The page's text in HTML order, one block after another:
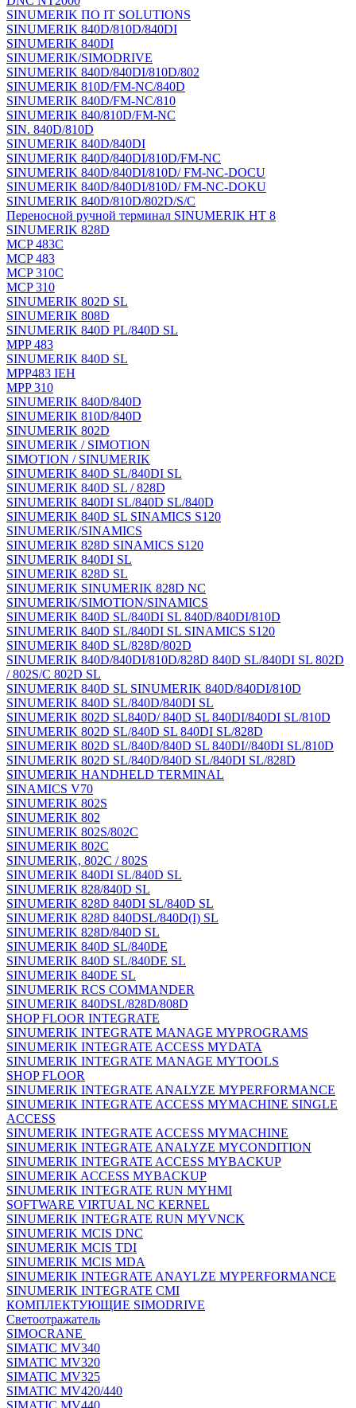
SINUMERIK ПО IT SOLUTIONS
SINUMERIK 840D/810D/840DI
SINUMERIK 840DI
SINUMERIK/SIMODRIVE
SINUMERIK 840D/840DI/810D/802
SINUMERIK 810D/FM-NC/840D
SINUMERIK 840D/FM-NC/810
SINUMERIK 840/810D/FM-NC
SIN. 840D/810D
SINUMERIK 840D/840DI
SINUMERIK 840D/840DI/810D/FM-NC
SINUMERIK 840D/840DI/810D/ FM-NC-DOCU
SINUMERIK 840D/840DI/810D/ FM-NC-DOKU
SINUMERIK 840D/810D/802D/S/C
Переносной ручной терминал SINUMERIK HT 8
SINUMERIK 828D
MCP 483C
MCP 483
MCP 310C
MCP 310
SINUMERIK 802D SL
SINUMERIK 808D
SINUMERIK 840D PL/840D SL
MPP 483
SINUMERIK 840D SL
MPP483 IEH
MPP 310
SINUMERIK 840D/840D
SINUMERIK 810D/840D
SINUMERIK 802D
SINUMERIK / SIMOTION
SIMOTION / SINUMERIK
SINUMERIK 840D SL/840DI SL
SINUMERIK 840D SL / 828D
SINUMERIK 840DI SL/840D SL/840D
SINUMERIK 840D SL SINAMICS S120
SINUMERIK/SINAMICS
SINUMERIK 828D SINAMICS S120
SINUMERIK 840DI SL
SINUMERIK 828D SL
SINUMERIK SINUMERIK 828D NC
SINUMERIK/SIMOTION/SINAMICS
SINUMERIK 840D SL/840DI SL 840D/840DI/810D
SINUMERIK 840D SL/840DI SL SINAMICS S120
SINUMERIK 840D SL/828D/802D
SINUMERIK 840D/840DI/810D/828D 840D SL/840DI SL 802D
/ 802S/C 802D SL
SINUMERIK 840D SL SINUMERIK 840D/840DI/810D
SINUMERIK 840D SL/840D/840DI SL
SINUMERIK 802D SL840D/ 840D SL 840DI/840DI SL/810D
SINUMERIK 802D SL/840D SL 840DI SL/828D
SINUMERIK 802D SL/840D/840D SL 840DI//840DI SL/810D
SINUMERIK 802D SL/840D/840D SL/840DI SL/828D
SINUMERIK HANDHELD TERMINAL
SINAMICS V70
SINUMERIK 802S
SINUMERIK 802
SINUMERIK 802S/802C
SINUMERIK 802C
SINUMERIK, 802C / 802S
SINUMERIK 840DI SL/840D SL
SINUMERIK 828/840D SL
SINUMERIK 828D 840DI SL/840D SL
SINUMERIK 828D 840DSL/840D(I) SL
SINUMERIK 828D/840D SL
SINUMERIK 840D SL/840DE
SINUMERIK 840D SL/840DE SL
SINUMERIK 840DE SL
SINUMERIK RCS COMMANDER
SINUMERIK 840DSL/828D/808D
SHOP FLOOR INTEGRATE
SINUMERIK INTEGRATE MANAGE MYPROGRAMS
SINUMERIK INTEGRATE ACCESS MYDATA
SINUMERIK INTEGRATE MANAGE MYTOOLS
SHOP FLOOR
SINUMERIK INTEGRATE ANALYZE MYPERFORMANCE
SINUMERIK INTEGRATE ACCESS MYMACHINE SINGLE
ACCESS
SINUMERIK INTEGRATE ACCESS MYMACHINE
SINUMERIK INTEGRATE ANALYZE MYCONDITION
SINUMERIK INTEGRATE ACCESS MYBACKUP
SINUMERIK ACCESS MYBACKUP
SINUMERIK INTEGRATE RUN MYHMI
SOFTWARE VIRTUAL NC KERNEL
SINUMERIK INTEGRATE RUN MYVNCK
SINUMERIK MCIS DNC
SINUMERIK MCIS TDI
SINUMERIK MCIS MDA
SINUMERIK INTEGRATE ANAYLZE MYPERFORMANCE
SINUMERIK INTEGRATE CMI
КОМПЛЕКТУЮЩИЕ SIMODRIVE
Светоотражатель
SIMOCRANE
SIMATIC MV340
SIMATIC MV320
SIMATIC MV325
SIMATIC MV420/440
SIMATIC MV440